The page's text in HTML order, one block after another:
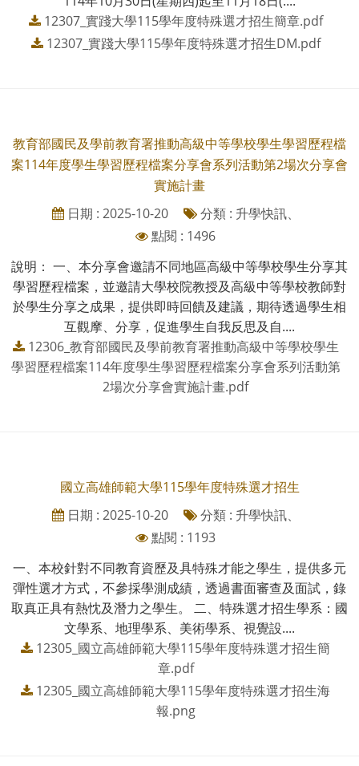
12307_實踐大學115學年度特殊選才招生簡章.pdf
12307_實踐大學115學年度特殊選才招生DM.pdf
教育部國民及學前教育署推動高級中等學校學生學習歷程檔
案114年度學生學習歷程檔案分享會系列活動第2場次分享會
實施計畫
日期 : 2025-10-20
分類 : 升學快訊、
點閱 : 1496
說明： 一、本分享會邀請不同地區高級中等學校學生分享其
學習歷程檔案，並邀請大學校院教授及高級中等學校教師對
於學生分享之成果，提供即時回饋及建議，期待透過學生相
互觀摩、分享，促進學生自我反思及自....
12306_教育部國民及學前教育署推動高級中等學校學生
學習歷程檔案114年度學生學習歷程檔案分享會系列活動第
2場次分享會實施計畫.pdf
國立高雄師範大學115學年度特殊選才招生
日期 : 2025-10-20
分類 : 升學快訊、
點閱 : 1193
一、本校針對不同教育資歷及具特殊才能之學生，提供多元
彈性選才方式，不參採學測成績，透過書面審查及面試，錄
取真正具有熱忱及潛力之學生。 二、特殊選才招生學系：國
文學系、地理學系、美術學系、視覺設....
12305_國立高雄師範大學115學年度特殊選才招生簡
章.pdf
12305_國立高雄師範大學115學年度特殊選才招生海
報.png